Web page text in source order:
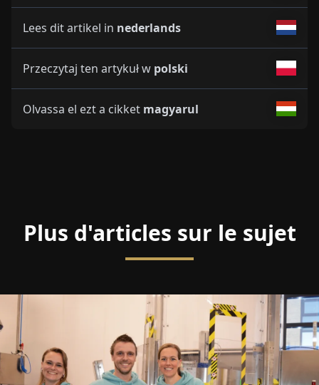
Lees dit artikel in nederlands
Przeczytaj ten artykuł w polski
Olvassa el ezt a cikket magyarul
Plus d'articles sur le sujet